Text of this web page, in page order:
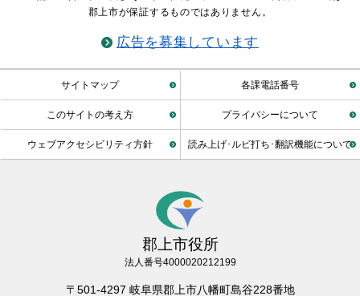
郡上市が保証するものではありません。
広告を募集しています
サイトマップ 各課電話番号
このサイトの考え方 プライバシーについて
ウェブアクセシビリティ方針 読み上げ･ルビ打ち･翻訳機能について
郡上市役所
法人番号4000020212199
〒501-4297 岐阜県郡上市八幡町島谷228番地